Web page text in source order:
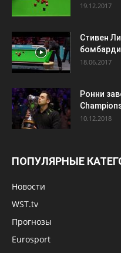
19.12.2017
Стивен
18.06.2017
Ронни
10.12.2018
ПОПУЛЯРНЫЕ
Новости
WST.tv
Прогнозы
Eurosport